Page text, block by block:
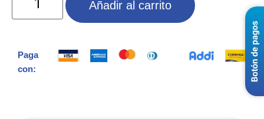
Añadir al carrito
Paga
con: